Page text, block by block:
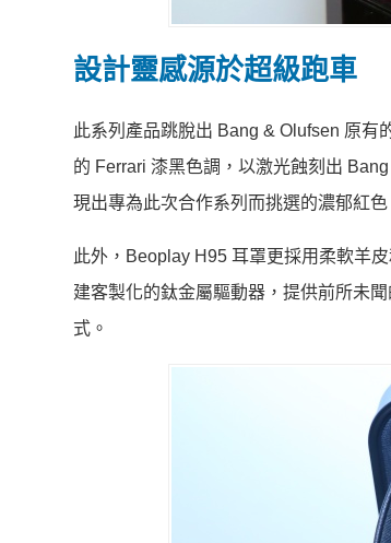
設計靈感源於超級跑車
此系列產品跳脫出 Bang & Olufsen 原
的 Ferrari 漆黑色調，以激光蝕刻出
現出專為此次合作系列而挑選的濃郁紅色
此外，Beoplay H95 耳罩更採用柔軟羊
建客製化的鈦金屬驅動器，提供前所未
式。